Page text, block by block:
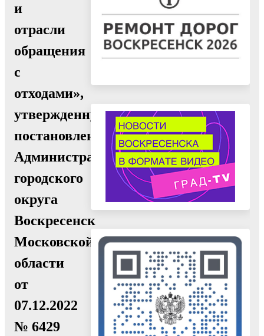
и
отрасли
обращения
с
отходами»,
утвержденную
постановлением
Администрации
городского
округа
Воскресенск
Московской
области
от
07.12.2022
№ 6429